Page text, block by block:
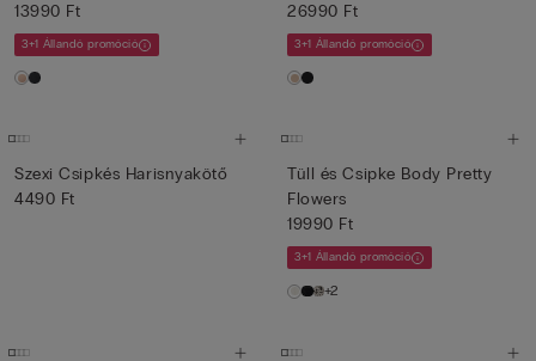
13990 Ft
3+1 Állandó promóció
26990 Ft
3+1 Állandó promóció
Szexi Csipkés Harisnyakötő
4490 Ft
Tüll és Csipke Body Pretty
Flowers
19990 Ft
3+1 Állandó promóció
+2